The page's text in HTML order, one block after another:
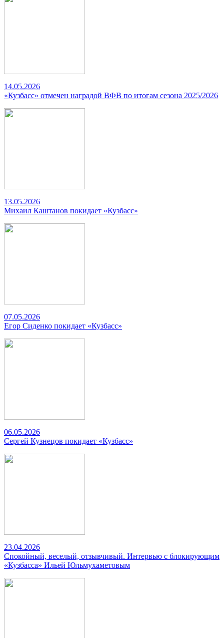
14.05.2026
«Кузбасс» отмечен наградой ВФВ по итогам сезона 2025/2026
13.05.2026
Михаил Каштанов покидает «Кузбасс»
07.05.2026
Егор Сиденко покидает «Кузбасс»
06.05.2026
Сергей Кузнецов покидает «Кузбасс»
23.04.2026
Спокойный, веселый, отзывчивый. Интервью с блокирующим
«Кузбасса» Ильей Юльмухаметовым